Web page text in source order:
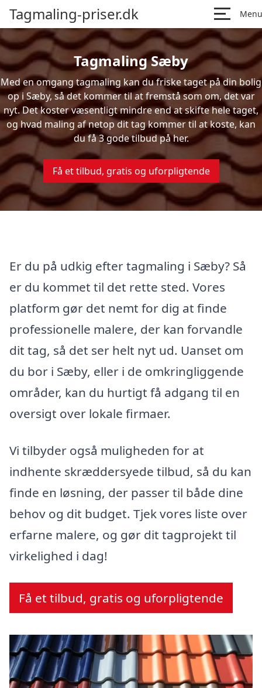
Tagmaling-priser.dk Menu
Tagmaling Sæby
Med en omgang tagmaling kan du friske taget på din bolig
op i Sæby, så det kommer til at fremstå som om, det var
nyt. Det koster væsentligt mindre end at skifte hele taget,
og hvad maling af netop dit tag kommer til at koste, kan
du få 3 gode tilbud på her.
Få et tilbud, gratis og uforpligtende
Er du på udkig efter tagmaling i Sæby? Så
er du kommet til det rette sted. Vores
platform gør det nemt for dig at finde
professionelle malere, der kan forvandle
dit tag, så det ser helt nyt ud. Uanset om
du bor i Sæby, eller i de omkringliggende
områder, kan du hurtigt få adgang til en
oversigt over lokale firmaer.
Vi tilbyder også muligheden for at
indhente skræddersyede tilbud, så du kan
finde en løsning, der passer til både dine
behov og dit budget. Tjek vores liste over
erfarne malere, og gør dit tagprojekt til
virkelighed i dag!
Få et tilbud, gratis og uforpligtende